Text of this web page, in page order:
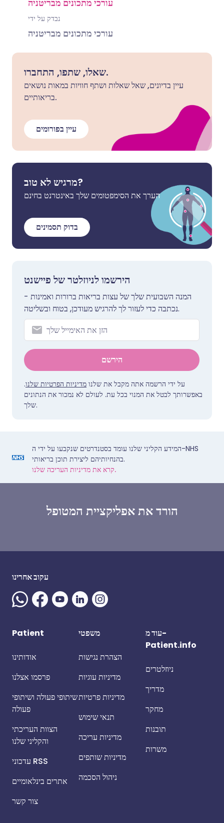
עורכי מתכונים מבריטניה
נבדק על ידי
עורכי מתכונים מבריטניה
שאלו, שתפו, התחברו.
עיין בדיונים, שאל שאלות ושתף חוויות במאות נושאים
בריאותיים.
עיין בפורומים
מרגיש לא טוב?
הערך את הסימפטומים שלך באינטרנט בחינם
בדוק תסמינים
הירשמו לניוזלטר של פיישנט
המנה השבועית שלך של עצות בריאות ברורות ואמינות -
נכתבה כדי לעזור לך להרגיש מעודכן, בטוח ובשליטה.
הירשם
על ידי הרשמה אתה מקבל את שלנו מדיניות הפרטיות שלנו.
באפשרותך לבטל את המנוי בכל עת. לעולם לא נמכור את הנתונים
שלך.
המידע הקליני שלנו עומד בסטנדרטים שנקבעו על ידי ה-NHS
בהנחיותיהם ליצירת תוכן בריאותי.
קרא את מדיניות העריכה שלנו.
הורד את אפליקציית המטופל
עקוב אחרינו
Patient
אודותינו
פרסמו אצלנו
שיתופי פעולה ושיתופי
פעולה
הצוות העריכתי
והקליני שלנו
עדכוני RSS
אתרים בינלאומיים
צור קשר
משפטי
הצהרת נגישות
מדיניות עוגיות
מדיניות פרטיות
תנאי שימוש
מדיניות עריכה
מדיניות שותפים
ניהול הסכמה
עוד מ-
Patient.info
ניוזלטרים
מדריך
מחקר
תובנות
משרות